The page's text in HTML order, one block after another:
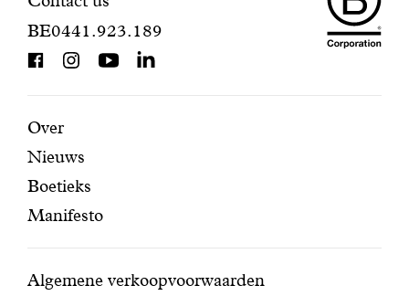
BE0441.923.189
Aanbevolen
pagina's
Secundaire
navigatie
Over
Nieuws
Boetieks
Manifesto
Conditions
Algemene verkoopvoorwaarden
is